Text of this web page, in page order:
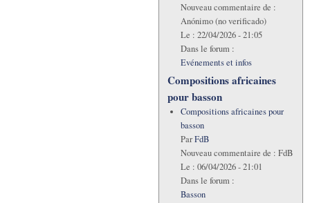
Nouveau commentaire de :
Anónimo (no verificado)
Le : 22/04/2026 - 21:05
Dans le forum :
Evénements et infos
Compositions africaines
pour basson
Compositions africaines pour
basson
ParFdB
Nouveau commentaire de : FdB
Le : 06/04/2026 - 21:01
Dans le forum :
Basson